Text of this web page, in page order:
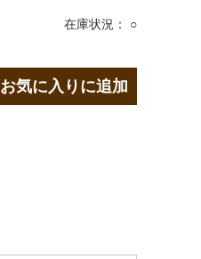
在庫状況： ○
お気に入りに追加